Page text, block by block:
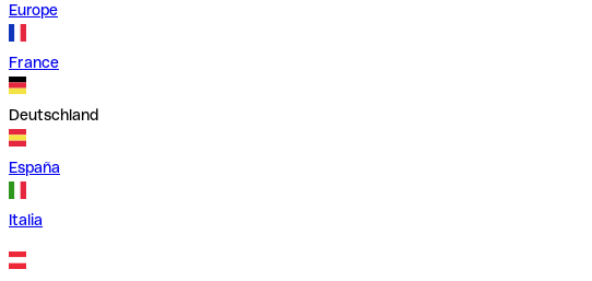
Europe
France
Deutschland
España
Italia